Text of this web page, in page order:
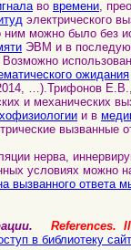
во времени,
электрического
можно было без
ЭВМ и в
Возможно
ожидания
…).Трифонов
и механических
и в
вызванные
нерва,
условиях можно
вызванного ответа
References.
в библиотеку